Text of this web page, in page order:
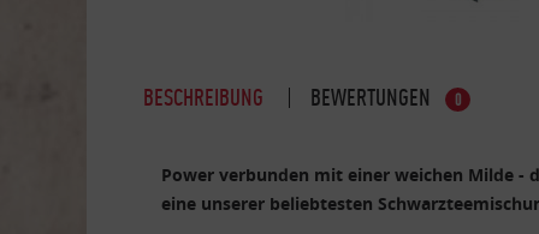
BESCHREIBUNG BEWERTUNGEN 0
Power verbunden mit einer weichen Milde -
eine unserer beliebtesten